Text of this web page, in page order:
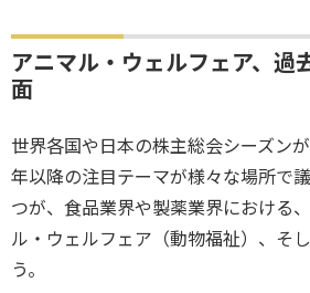
アニマル・ウェルフェア、過
面
世界各国や日本の株主総会シーズン
年以降の注目テーマが様々な場所で
つが、食品業界や製薬業界における
ル・ウェルフェア（動物福祉）、そ
う。